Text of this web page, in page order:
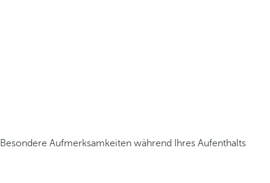
Besondere Aufmerksamkeiten während Ihres Aufenthalts